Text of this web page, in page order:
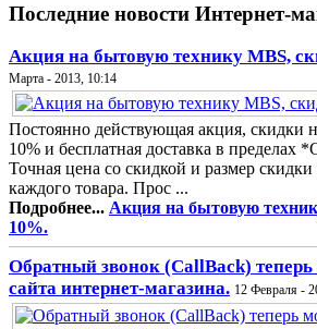
Последние новости Интернет-
Акция на бытовую технику MBS,
Марта - 2013, 10:14
Постоянно действующая акция, скидки
10% и бесплатная доставка в пределах
Точная цена со скидкой и размер скидки
каждого товара. Прос ...
Подробнее... Акция на бытовую
10%.
Обратный звонок (CallBack) теперь
сайта интернет-магазина. 12 Февраля -